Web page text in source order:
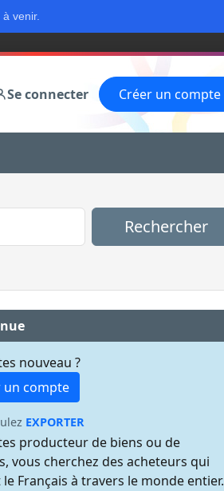
venir.
Se connecter Créer un compte
Rechercher
nouveau ?
un compte
EXPORTER
producteur de biens ou de
vous cherchez des acheteurs qui
Français à travers le monde entier.